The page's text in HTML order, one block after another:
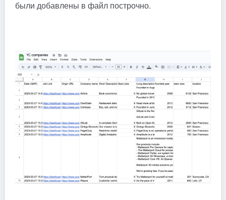
были добавлены в файл построчно.